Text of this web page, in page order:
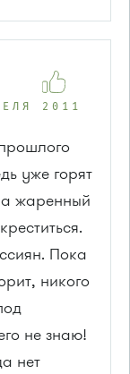
2011
уже горят
жаренный
Пока
никого
не знаю!
нет